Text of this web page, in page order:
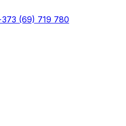
(69) 719 780